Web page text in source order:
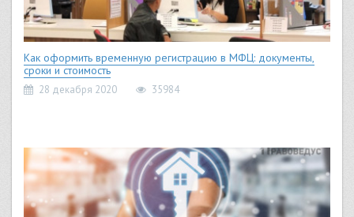
Как оформить временную регистрацию в МФЦ: документы,
сроки и стоимость
28 декабря 2020 35984